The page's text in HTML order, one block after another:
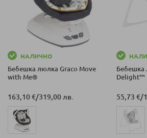
НАЛИЧНО
Бебешка люлка Graco Move
with Me®
163,10 €/319,00 лв.
Бебешка
Delight™
55,73 €/